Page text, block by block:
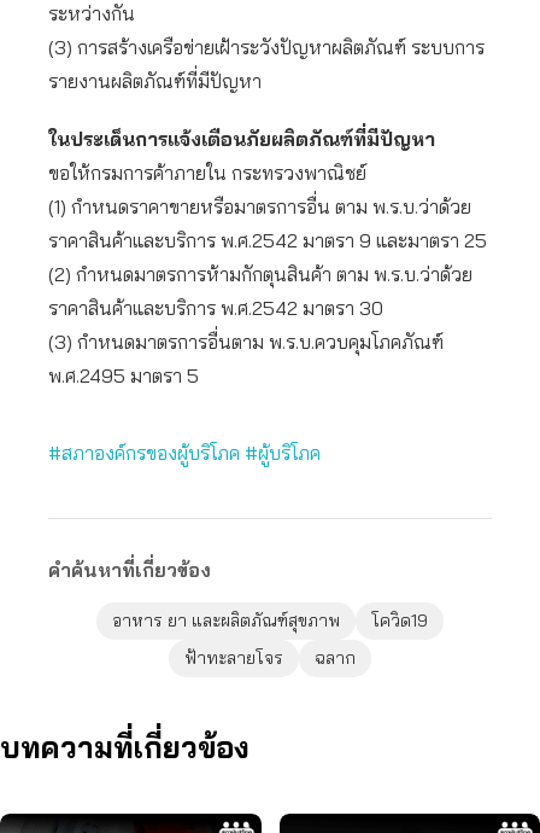
ระหว่างกัน
(3) การสร้างเครือข่ายเฝ้าระวังปัญหาผลิตภัณฑ์ ระบบการ
รายงานผลิตภัณฑ์ที่มีปัญหา
ในประเด็นการแจ้งเตือนภัยผลิตภัณฑ์ที่มีปัญหา
ขอให้กรมการค้าภายใน กระทรวงพาณิชย์
(1) กำหนดราคาขายหรือมาตรการอื่น ตาม พ.ร.บ.ว่าด้วย
ราคาสินค้าและบริการ พ.ศ.2542 มาตรา 9 และมาตรา 25
(2) กำหนดมาตรการห้ามกักตุนสินค้า ตาม พ.ร.บ.ว่าด้วย
ราคาสินค้าและบริการ พ.ศ.2542 มาตรา 30
(3) กำหนดมาตรการอื่นตาม พ.ร.บ.ควบคุมโภคภัณฑ์
พ.ศ.2495 มาตรา 5
#สภาองค์กรของผู้บริโภค #ผู้บริโภค
คำค้นหาที่เกี่ยวข้อง
อาหาร ยา และผลิตภัณฑ์สุขภาพ
โควิด19
ฟ้าทะลายโจร
ฉลาก
บทความที่เกี่ยวข้อง